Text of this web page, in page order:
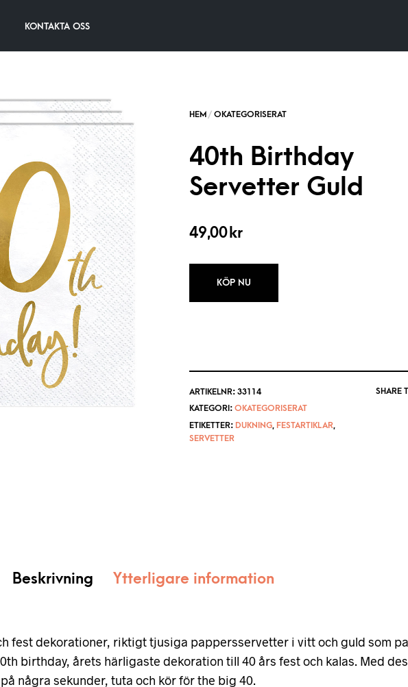
KONTAKTA OSS
40th Birthday
Servetter Guld
49,00 kr
KÖP NU
ARTIKELNR: 33114
KATEGORI: OKATEGORISERAT
ETIKETTER: DUKNING, FESTARTIKLAR,
SERVETTER
SHARE
Beskrivning Ytterligare information
fest dekorationer, riktigt tjusiga pappersservetter i vitt och guld som
birthday, årets härligaste dekoration till 40 års fest och kalas. Med
några sekunder, tuta och kör för the big 40.